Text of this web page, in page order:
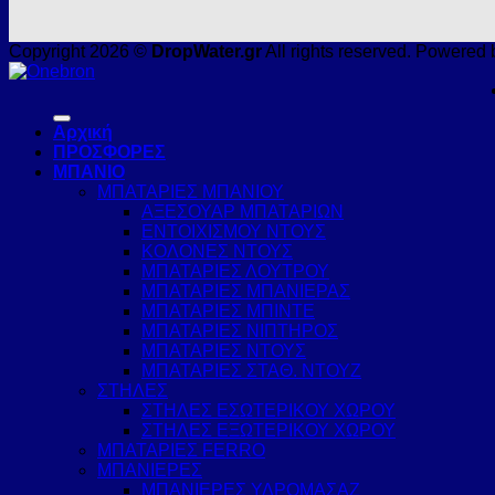
Copyright 2026 © DropWater.grAll rights reserved. Powered
Αρχική
ΠΡΟΣΦΟΡΕΣ
ΜΠΑΝΙΟ
ΜΠΑΤΑΡΙΕΣ ΜΠΑΝΙΟΥ
ΑΞΕΣΟΥΑΡ ΜΠΑΤΑΡΙΩΝ
ΕΝΤΟΙΧΙΣΜΟΥ ΝΤΟΥΣ
ΚΟΛΟΝΕΣ ΝΤΟΥΣ
ΜΠΑΤΑΡΙΕΣ ΛΟΥΤΡΟΥ
ΜΠΑΤΑΡΙΕΣ ΜΠΑΝΙΕΡΑΣ
ΜΠΑΤΑΡΙΕΣ ΜΠΙΝΤΕ
ΜΠΑΤΑΡΙΕΣ ΝΙΠΤΗΡΟΣ
ΜΠΑΤΑΡΙΕΣ ΝΤΟΥΣ
ΜΠΑΤΑΡΙΕΣ ΣΤΑΘ. ΝΤΟΥΖ
ΣΤΗΛΕΣ
ΣΤΗΛΕΣ ΕΣΩΤΕΡΙΚΟΥ ΧΩΡΟΥ
ΣΤΗΛΕΣ ΕΞΩΤΕΡΙΚΟΥ ΧΩΡΟΥ
ΜΠΑΤΑΡΙΕΣ FERRO
ΜΠΑΝΙΕΡΕΣ
ΜΠΑΝΙΕΡΕΣ ΥΔΡΟΜΑΣΑΖ